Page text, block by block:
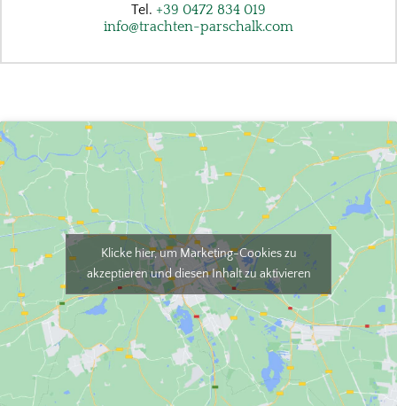
Tel. +39 0472 834 019
info@trachten-parschalk.com
Klicke hier, um Marketing-Cookies zu
akzeptieren und diesen Inhalt zu aktivieren